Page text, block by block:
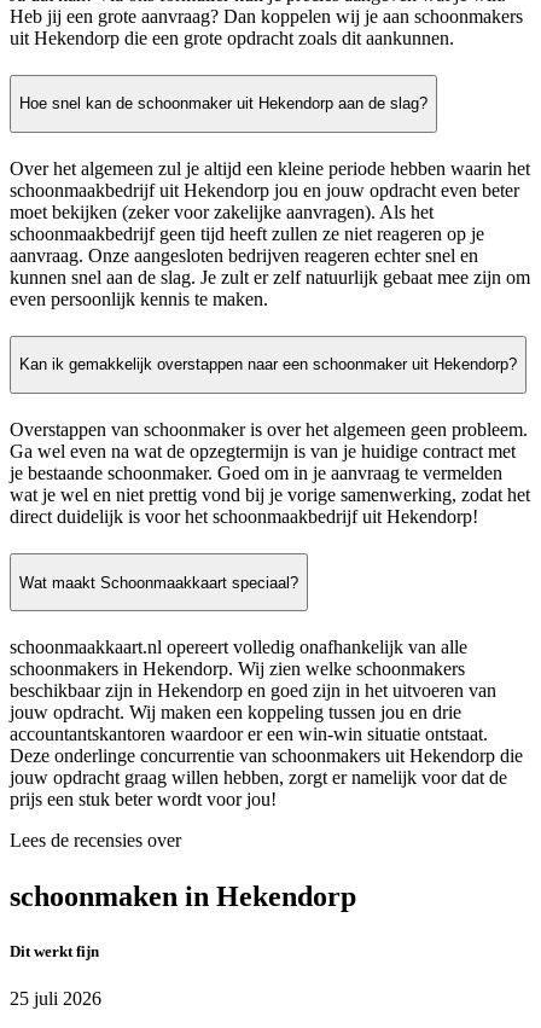
Heb jij een grote aanvraag? Dan koppelen wij je aan schoonmakers
uit Hekendorp die een grote opdracht zoals dit aankunnen.
Hoe snel kan de schoonmaker uit Hekendorp aan de slag?
Over het algemeen zul je altijd een kleine periode hebben waarin het
schoonmaakbedrijf uit Hekendorp jou en jouw opdracht even beter
moet bekijken (zeker voor zakelijke aanvragen). Als het
schoonmaakbedrijf geen tijd heeft zullen ze niet reageren op je
aanvraag. Onze aangesloten bedrijven reageren echter snel en
kunnen snel aan de slag. Je zult er zelf natuurlijk gebaat mee zijn om
even persoonlijk kennis te maken.
Kan ik gemakkelijk overstappen naar een schoonmaker uit Hekendorp?
Overstappen van schoonmaker is over het algemeen geen probleem.
Ga wel even na wat de opzegtermijn is van je huidige contract met
je bestaande schoonmaker. Goed om in je aanvraag te vermelden
wat je wel en niet prettig vond bij je vorige samenwerking, zodat het
direct duidelijk is voor het schoonmaakbedrijf uit Hekendorp!
Wat maakt Schoonmaakkaart speciaal?
schoonmaakkaart.nl opereert volledig onafhankelijk van alle
schoonmakers in Hekendorp. Wij zien welke schoonmakers
beschikbaar zijn in Hekendorp en goed zijn in het uitvoeren van
jouw opdracht. Wij maken een koppeling tussen jou en drie
accountantskantoren waardoor er een win-win situatie ontstaat.
Deze onderlinge concurrentie van schoonmakers uit Hekendorp die
jouw opdracht graag willen hebben, zorgt er namelijk voor dat de
prijs een stuk beter wordt voor jou!
Lees de recensies over
schoonmaken in Hekendorp
Dit werkt fijn
25 juli 2026